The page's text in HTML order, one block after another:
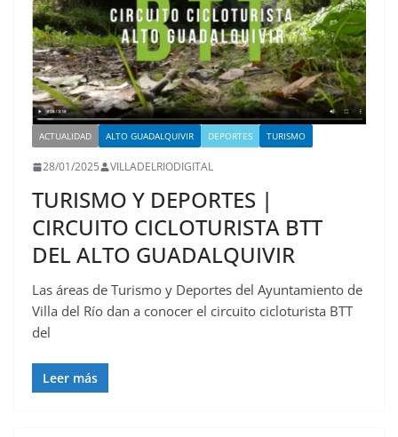
ACTUALIDAD ALTO GUADALQUIVIR DEPORTES TURISMO
28/01/2025 VILLADELRIODIGITAL
TURISMO Y DEPORTES |
CIRCUITO CICLOTURISTA BTT
DEL ALTO GUADALQUIVIR
Las áreas de Turismo y Deportes del Ayuntamiento de
Villa del Río dan a conocer el circuito cicloturista BTT
del
Leer más